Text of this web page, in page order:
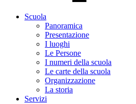
Scuola
Panoramica
Presentazione
I luoghi
Le Persone
I numeri della scuola
Le carte della scuola
Organizzazione
La storia
Servizi